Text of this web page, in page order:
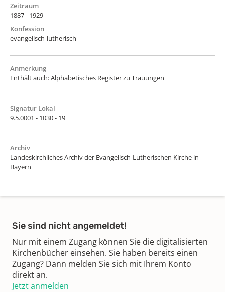
Zeitraum
1887 - 1929
Konfession
evangelisch-lutherisch
Anmerkung
Enthält auch: Alphabetisches Register zu Trauungen
Signatur Lokal
9.5.0001 - 1030 - 19
Archiv
Landeskirchliches Archiv der Evangelisch-Lutherischen Kirche in
Bayern
Sie sind nicht angemeldet!
Nur mit einem Zugang können Sie die digitalisierten
Kirchenbücher einsehen. Sie haben bereits einen
Zugang? Dann melden Sie sich mit Ihrem Konto
direkt an.
Jetzt anmelden